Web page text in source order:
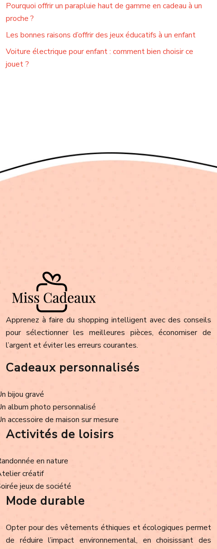
Pourquoi offrir un parapluie haut de gamme en cadeau à un
proche ?
Les bonnes raisons d’offrir des jeux éducatifs à un enfant
Voiture électrique pour enfant : comment bien choisir ce
jouet ?
Apprenez à faire du shopping intelligent avec des conseils
pour sélectionner les meilleures pièces, économiser de
l’argent et éviter les erreurs courantes.
Cadeaux personnalisés
bijou gravé
album photo personnalisé
accessoire de maison sur mesure
Activités de loisirs
en nature
créatif
jeux de société
Mode durable
Opter pour des vêtements éthiques et écologiques permet
de réduire l’impact environnemental, en choisissant des